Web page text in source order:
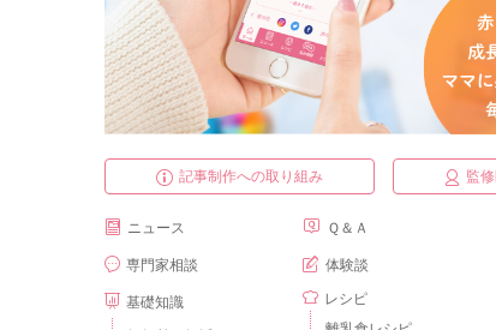
記事制作への取り組み 監
ニュース
専門家相談
基礎知識
Ｑ＆Ａ
体験談
レシピ